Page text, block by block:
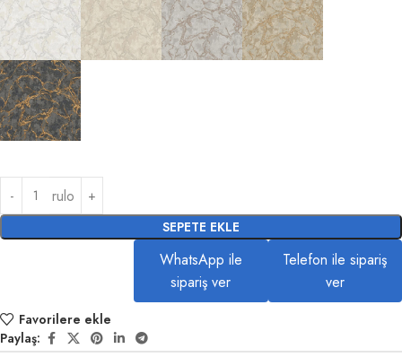
rulo
SEPETE EKLE
WhatsApp ile
sipariş ver
Telefon ile sipariş
ver
Favorilere ekle
Paylaş: